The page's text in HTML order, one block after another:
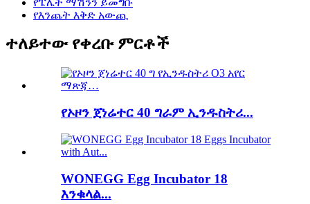
የእንጨት እቅድ አውጪ
ተለይተው የቀረቡ ምርቶች
የኦዞን ጀነሬተር 40 ግራም ኢንዱስትሪ...
WONEGG Egg Incubator 18
እንቁላል...